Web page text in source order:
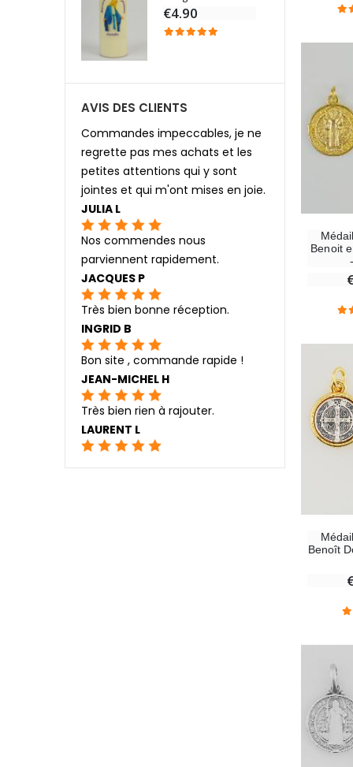
Benoit
Benoît
€4.90
AVIS DES CLIENTS
Commandes impeccables, je ne
regrette pas mes achats et les
petites attentions qui y sont
jointes et qui m'ont mises en joie.
JULIA L
Nos commendes nous
parviennent rapidement.
JACQUES P
Très bien bonne réception.
INGRID B
Bon site , commande rapide !
JEAN-MICHEL H
Très bien rien à rajouter.
LAURENT L